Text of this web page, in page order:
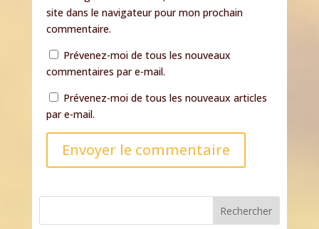
site dans le navigateur pour mon prochain
commentaire.
Prévenez-moi de tous les nouveaux
commentaires par e-mail.
Prévenez-moi de tous les nouveaux articles
par e-mail.
Envoyer le commentaire